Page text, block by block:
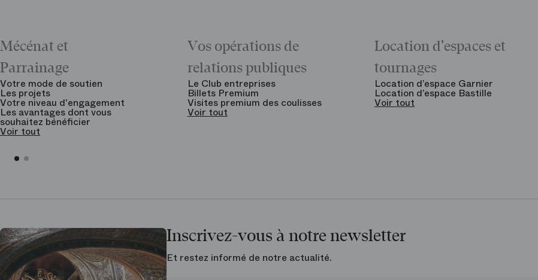
Mécénat et
Parrainage
Votre mode de soutien
Les projets
Votre niveau d'engagement
Les avantages dont vous
souhaitez bénéficier
Voir tout
Vos opérations de
relations publiques
Le Club entreprises
Billets Premium
Visites premium des coulisses
Voir tout
Location d'espaces et
tournages
Location d’espace Garnier
Location d’espace Bastille
Voir tout
Inscrivez-vous à notre newsletter
Et restez informé de notre actualité.